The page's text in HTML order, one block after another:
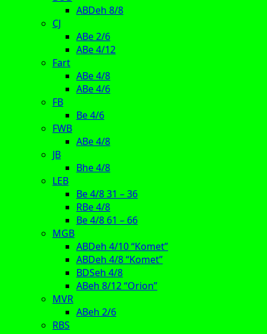
ABDeh 8/8
CJ
ABe 2/6
ABe 4/12
Fart
ABe 4/8
ABe 4/6
FB
Be 4/6
FWB
ABe 4/8
JB
Bhe 4/8
LEB
Be 4/8 31 – 36
RBe 4/8
Be 4/8 61 – 66
MGB
ABDeh 4/10 “Komet”
ABDeh 4/8 “Komet”
BDSeh 4/8
ABeh 8/12 “Orion”
MVR
ABeh 2/6
RBS